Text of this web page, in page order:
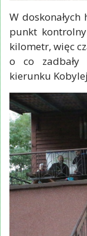
W
punkt
kilometr, więc
o co zadbały
kierunku Kobylej